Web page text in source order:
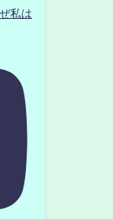
私は